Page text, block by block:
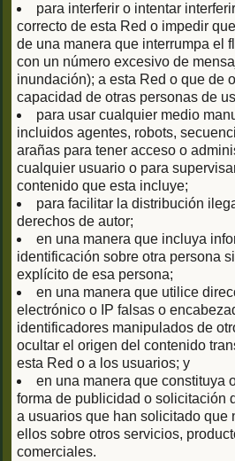
para interferir o intentar
correcto de esta Red o impedir
de una manera que interrumpa el
con un número excesivo de
inundación); a esta Red o que de
capacidad de otras personas de
para usar cualquier medio
incluidos agentes, robots,
arañas para tener acceso o
cualquier usuario o para
contenido que esta incluye;
para facilitar la distribución
derechos de autor;
en una manera que incluya
identificación sobre otra persona
explícito de esa persona;
en una manera que utilice
electrónico o IP falsas o
identificadores manipulados de
ocultar el origen del contenido
esta Red o a los usuarios; y
en una manera que constituya
forma de publicidad o solicitación
a usuarios que han solicitado que
ellos sobre otros servicios,
comerciales.